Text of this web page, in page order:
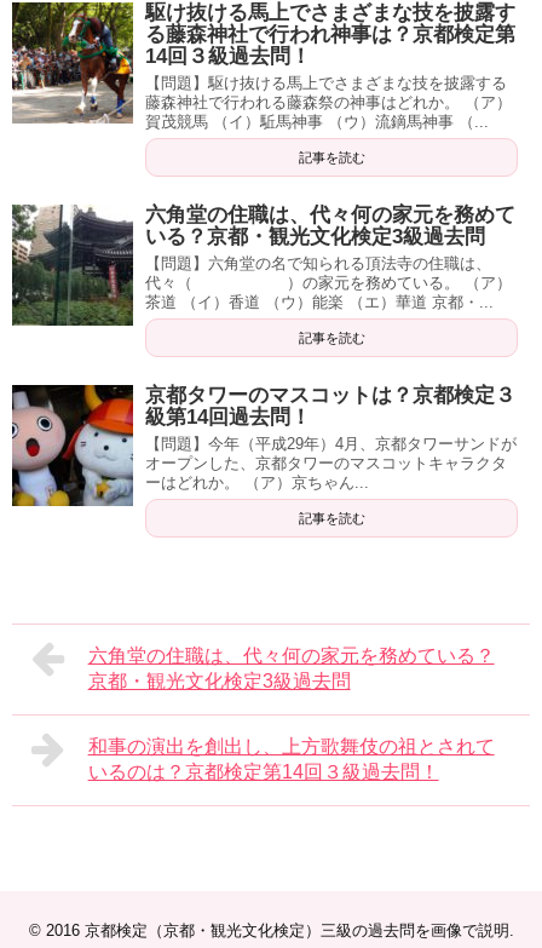
駆け抜ける馬上でさまざまな技を披露す
る藤森神社で行われ神事は？京都検定第
14回３級過去問！
【問題】駆け抜ける馬上でさまざまな技を披露する
藤森神社で行われる藤森祭の神事はどれか。 （ア）
賀茂競馬 （イ）駈馬神事 （ウ）流鏑馬神事 （...
記事を読む
六角堂の住職は、代々何の家元を務めて
いる？京都・観光文化検定3級過去問
【問題】六角堂の名で知られる頂法寺の住職は、
代々（ ）の家元を務めている。 （ア）
茶道 （イ）香道 （ウ）能楽 （エ）華道 京都・...
記事を読む
京都タワーのマスコットは？京都検定３
級第14回過去問！
【問題】今年（平成29年）4月、京都タワーサンドが
オープンした、京都タワーのマスコットキャラクタ
ーはどれか。 （ア）京ちゃん...
記事を読む
六角堂の住職は、代々何の家元を務めている？
京都・観光文化検定3級過去問
和事の演出を創出し、上方歌舞伎の祖とされて
いるのは？京都検定第14回３級過去問！
© 2016 京都検定（京都・観光文化検定）三級の過去問を画像で説明 .